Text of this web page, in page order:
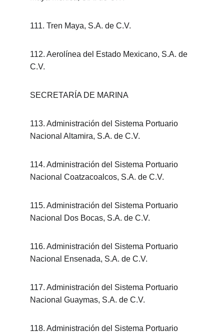
111. Tren Maya, S.A. de C.V.
112. Aerolínea del Estado Mexicano, S.A. de
C.V.
SECRETARÍA DE MARINA
113. Administración del Sistema Portuario
Nacional Altamira, S.A. de C.V.
114. Administración del Sistema Portuario
Nacional Coatzacoalcos, S.A. de C.V.
115. Administración del Sistema Portuario
Nacional Dos Bocas, S.A. de C.V.
116. Administración del Sistema Portuario
Nacional Ensenada, S.A. de C.V.
117. Administración del Sistema Portuario
Nacional Guaymas, S.A. de C.V.
118. Administración del Sistema Portuario